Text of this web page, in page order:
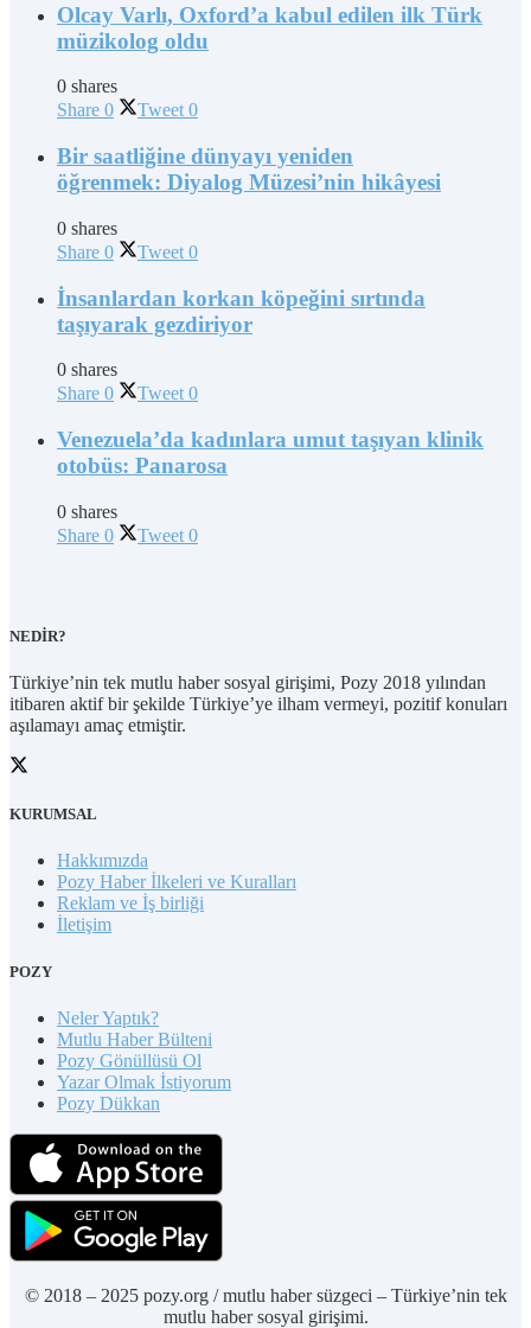
Olcay Varlı, Oxford’a kabul edilen ilk Türk
müzikolog oldu
0 shares
Share 0 Tweet 0
Bir saatliğine dünyayı yeniden
öğrenmek: Diyalog Müzesi’nin hikâyesi
0 shares
Share 0 Tweet 0
İnsanlardan korkan köpeğini sırtında
taşıyarak gezdiriyor
0 shares
Share 0 Tweet 0
Venezuela’da kadınlara umut taşıyan klinik
otobüs: Panarosa
0 shares
Share 0 Tweet 0
NEDİR?
Türkiye’nin tek mutlu haber sosyal girişimi, Pozy 2018 yılından
itibaren aktif bir şekilde Türkiye’ye ilham vermeyi, pozitif konuları
aşılamayı amaç etmiştir.
KURUMSAL
Hakkımızda
Pozy Haber İlkeleri ve Kuralları
Reklam ve İş birliği
İletişim
POZY
Neler Yaptık?
Mutlu Haber Bülteni
Pozy Gönüllüsü Ol
Yazar Olmak İstiyorum
Pozy Dükkan
© 2018 – 2025 pozy.org / mutlu haber süzgeci – Türkiye’nin tek
mutlu haber sosyal girişimi.